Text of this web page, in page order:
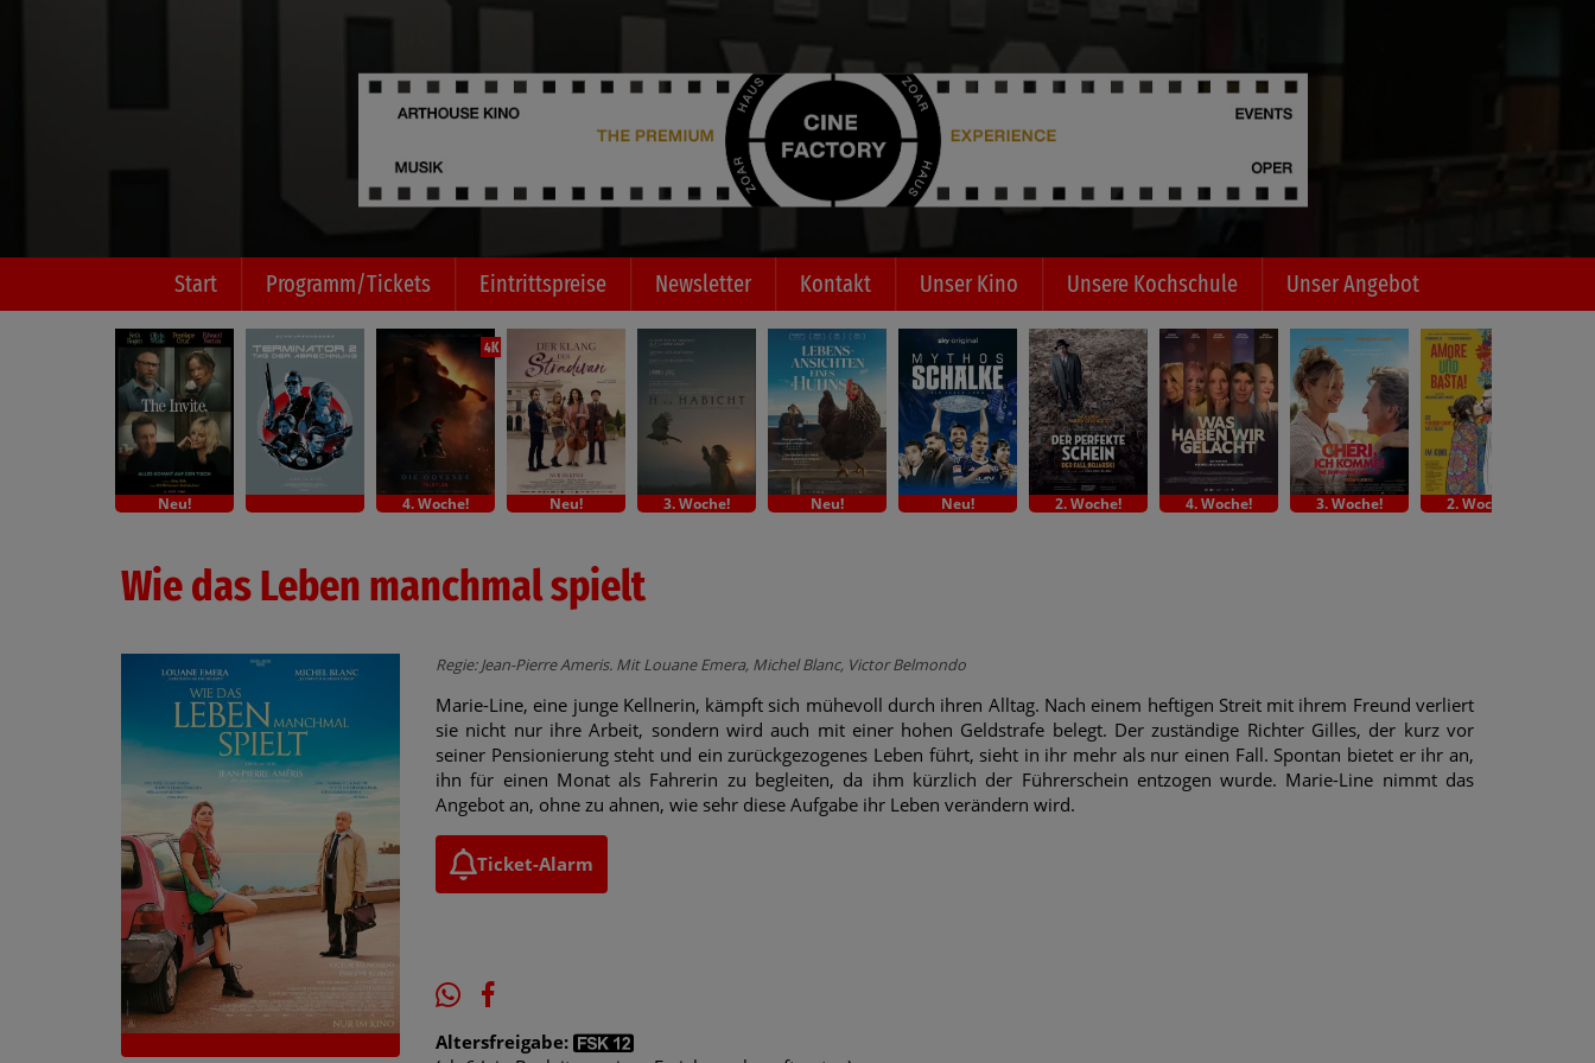
Start Programm/Tickets Eintrittspreise Newsletter Kontakt Unser Kino Unsere Kochschule Unser Angebot
Neu!
4K
4. Woche! Neu! 3. Woche! Neu! Neu! 2. Woche! 4. Woche! 3. Woche! 2. Woche!
Wie das Leben manchmal spielt
Regie: Jean-Pierre Ameris. Mit Louane Emera, Michel Blanc, Victor Belmondo
Marie-Line, eine junge Kellnerin, kämpft sich mühevoll durch ihren Alltag. Nach einem heftigen Streit mit ihrem Freund verliert
sie nicht nur ihre Arbeit, sondern wird auch mit einer hohen Geldstrafe belegt. Der zuständige Richter Gilles, der kurz vor
seiner Pensionierung steht und ein zurückgezogenes Leben führt, sieht in ihr mehr als nur einen Fall. Spontan bietet er ihr an,
ihn für einen Monat als Fahrerin zu begleiten, da ihm kürzlich der Führerschein entzogen wurde. Marie-Line nimmt das
Angebot an, ohne zu ahnen, wie sehr diese Aufgabe ihr Leben verändern wird.
Ticket-Alarm
Altersfreigabe: